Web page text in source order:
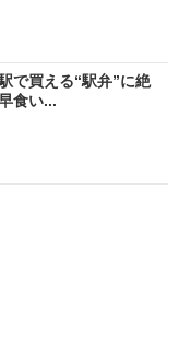
で買える“駅弁”に絶
食い...